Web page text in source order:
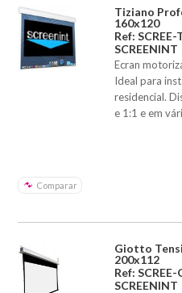
Tiziano
160x120
Ref:
SCREENINT
Ecran
Ideal para
residencial.
e 1:1 e em
Comparar
Giotto
200x112
Ref:
SCREENINT